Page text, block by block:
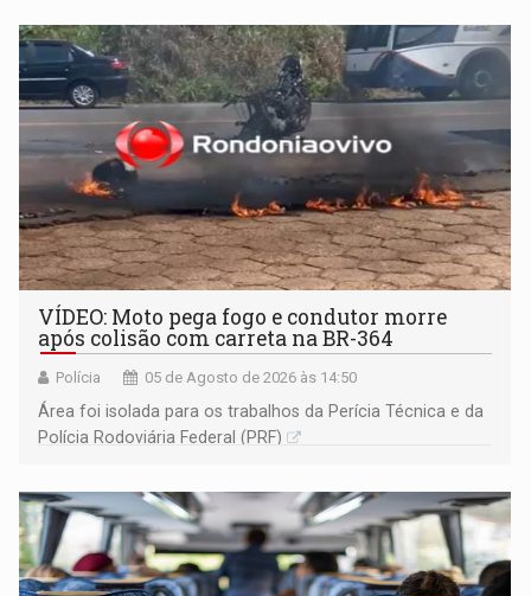
VÍDEO: Moto pega fogo e condutor morre
após colisão com carreta na BR-364
Polícia 05 de Agosto de 2026 às 14:50
Área foi isolada para os trabalhos da Perícia Técnica e da
Polícia Rodoviária Federal (PRF)